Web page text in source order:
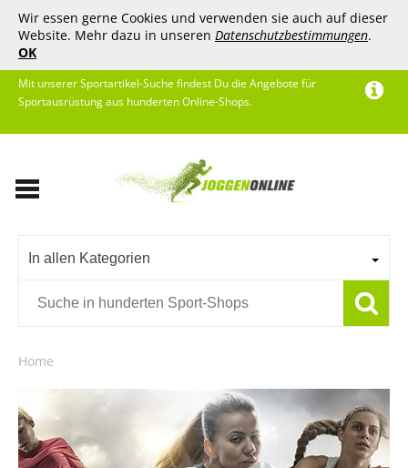
Wir essen gerne Cookies und verwenden sie auch auf dieser
Website. Mehr dazu in unseren Datenschutzbestimmungen.
OK
Mit unserer Sportartikel-Suche findest Du die Angebote für
Sportausrüstung aus hunderten Online-Shops.
In allen Kategorien
Home